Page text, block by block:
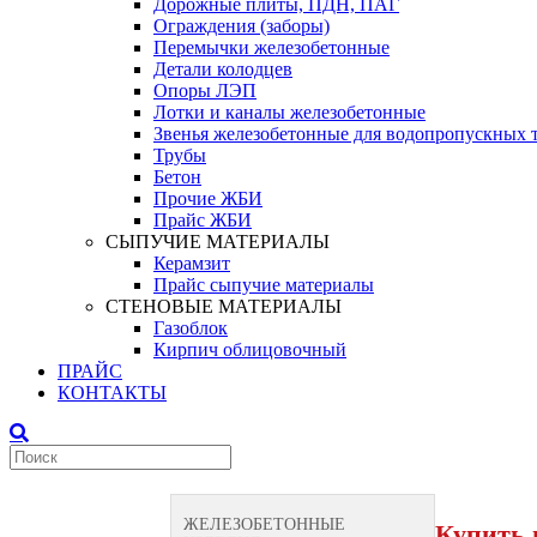
Дорожные плиты, ПДН, ПАГ
Ограждения (заборы)
Перемычки железобетонные
Детали колодцев
Опоры ЛЭП
Лотки и каналы железобетонные
Звенья железобетонные для водопропускных
Трубы
Бетон
Прочие ЖБИ
Прайс ЖБИ
СЫПУЧИЕ МАТЕРИАЛЫ
Керамзит
Прайс сыпучие материалы
СТЕНОВЫЕ МАТЕРИАЛЫ
Газоблок
Кирпич облицовочный
ПРАЙС
КОНТАКТЫ
ЖЕЛЕЗОБЕТОННЫЕ